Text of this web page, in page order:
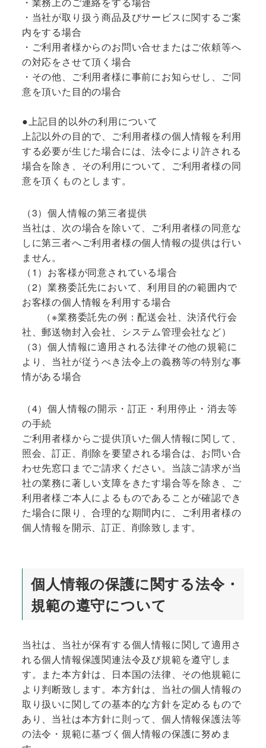
・当社が取り扱う商品及びサービスに関するご案
内をする場合
・ご利用者様からのお問い合せまたはご依頼等へ
の対応をさせて頂く場合
・その他、ご利用者様に事前にお知らせし、ご同
意を頂いた目的の場合
●上記目的以外の利用について
上記以外の目的で、ご利用者様の個人情報を利用
する必要が生じた場合には、法令により許される
場合を除き、その利用について、ご利用者様の同
意を頂くものとします。
（3）個人情報の第三者提供
当社は、次の場合を除いて、ご利用者様の同意な
しに第三者へご利用者様の個人情報の提供は行い
ません。
（1）お客様が同意されている場合
（2）業務委託先において、利用目的の範囲内で
お客様の個人情報を利用する場合
（※業務委託先の例：配送会社、決済代行会
社、郵送物封入会社、システム管理会社など）
（3）個人情報に適用される法律その他の規範に
より、当社が従うべき法令上の義務等の特別な事
情がある場合
（4）個人情報の開示・訂正・利用停止・消去等
の手続
ご利用者様からご提供頂いた個人情報に関して、
照会、訂正、削除を要望される場合は、お問い合
わせ先窓口までご請求ください。当該ご請求が当
社の業務に著しい支障をきたす場合等を除き、ご
利用者様ご本人によるものであることが確認でき
た場合に限り、合理的な期間内に、ご利用者様の
個人情報を開示、訂正、削除致します。
個人情報の保護に関する法令・
規範の遵守について
当社は、当社が保有する個人情報に関して適用さ
れる個人情報保護関連法令及び規範を遵守しま
す。また本方針は、日本国の法律、その他規範に
より判断致します。本方針は、当社の個人情報の
取り扱いに関しての基本的な方針を定めるもので
あり、当社は本方針に則って、個人情報保護法等
の法令・規範に基づく個人情報の保護に努めま